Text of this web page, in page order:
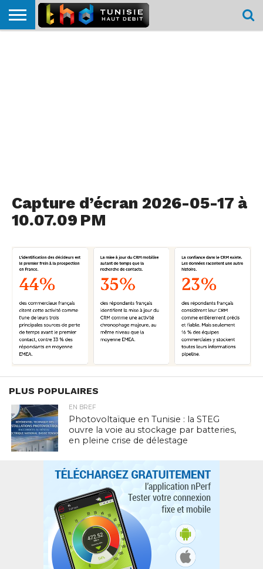
Capture d’écran 2026-05-17 à
10.07.09 PM
PLUS POPULAIRES
EN BREF
Photovoltaïque en Tunisie : la STEG
ouvre la voie au stockage par batteries,
en pleine crise de délestage